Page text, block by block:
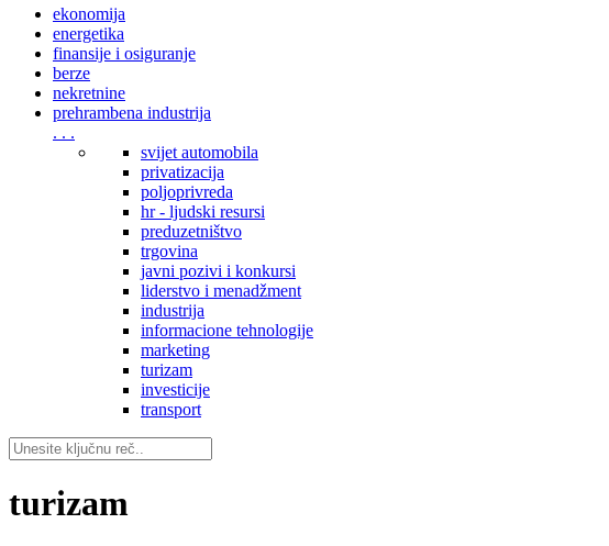
navigationekonomija
energetika
finansije i osiguranje
berze
nekretnine
prehrambena industrija
. . .
svijet automobila
privatizacija
poljoprivreda
hr - ljudski resursi
preduzetništvo
trgovina
javni pozivi i konkursi
liderstvo i menadžment
industrija
informacione tehnologije
marketing
turizam
investicije
transport
turizam